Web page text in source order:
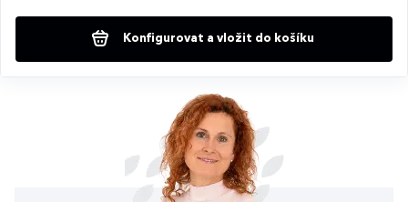
Konfigurovat a vložit do košíku